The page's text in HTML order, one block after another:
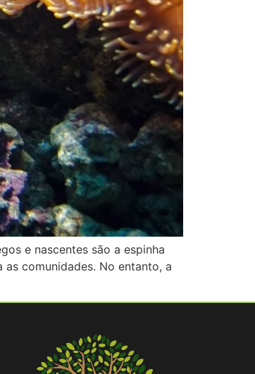
e nascentes são a espinha
comunidades. No entanto, a